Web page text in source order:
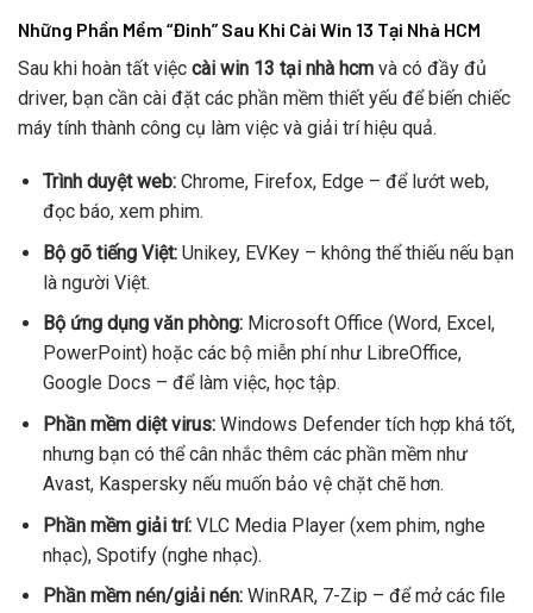
Những Phần Mềm “Đinh” Sau Khi Cài Win 13 Tại Nhà HCM
Sau khi hoàn tất việc cài win 13 tại nhà hcm và có đầy đủ
driver, bạn cần cài đặt các phần mềm thiết yếu để biến chiếc
máy tính thành công cụ làm việc và giải trí hiệu quả.
Trình duyệt web:Chrome, Firefox, Edge – để lướt web,
đọc báo, xem phim.
Bộ gõ tiếng Việt:Unikey, EVKey – không thể thiếu nếu bạn
là người Việt.
Bộ ứng dụng văn phòng:Microsoft Office (Word, Excel,
PowerPoint) hoặc các bộ miễn phí như LibreOffice,
Google Docs – để làm việc, học tập.
Phần mềm diệt virus:Windows Defender tích hợp khá tốt,
nhưng bạn có thể cân nhắc thêm các phần mềm như
Avast, Kaspersky nếu muốn bảo vệ chặt chẽ hơn.
Phần mềm giải trí:VLC Media Player (xem phim, nghe
nhạc), Spotify (nghe nhạc).
Phần mềm nén/giải nén:WinRAR, 7-Zip – để mở các file